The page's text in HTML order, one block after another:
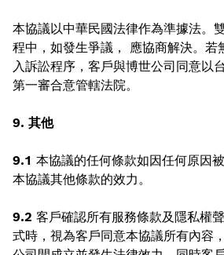
本協議以中華民國法律作為準據法。
程中，如發生爭議， 應協商解決。若
入訴訟程序，客戶與博世公司同意以
第一審合意管轄法院。
9. 其他
9.1 本協議的任何條款如因任何原因
本協議其他條款的效力。
9.2 客戶確認所有服務條款及隱私權
式時，視為客戶同意本協議所有內容